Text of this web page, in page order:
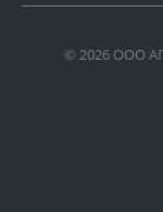
© 2026 ООО